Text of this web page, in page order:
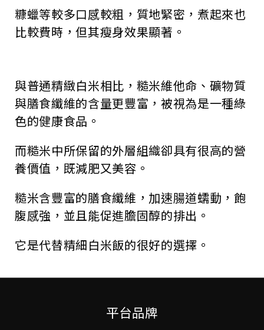
糠蠟等較多口感較粗，質地緊密，煮起來也
比較費時，但其瘦身效果顯著。
與普通精緻白米相比，糙米維他命、礦物質
與膳食纖維的含量更豐富，被視為是一種綠
色的健康食品。
而糙米中所保留的外層組織卻具有很高的營
養價值，既減肥又美容。
糙米含豐富的膳食纖維，加速腸道蠕動，飽
腹感強，並且能促進膽固醇的排出。
它是代替精細白米飯的很好的選擇。
平台品牌